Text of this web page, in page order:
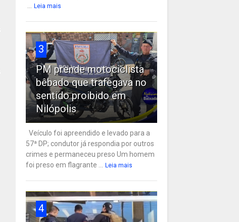
... Leia mais
3
PM prende motociclista
bêbado que trafegava no
sentido proibido em
Nilópolis
Veículo foi apreendido e levado para a
57ª DP; condutor já respondia por outros
crimes e permaneceu preso Um homem
foi preso em flagrante ... Leia mais
4